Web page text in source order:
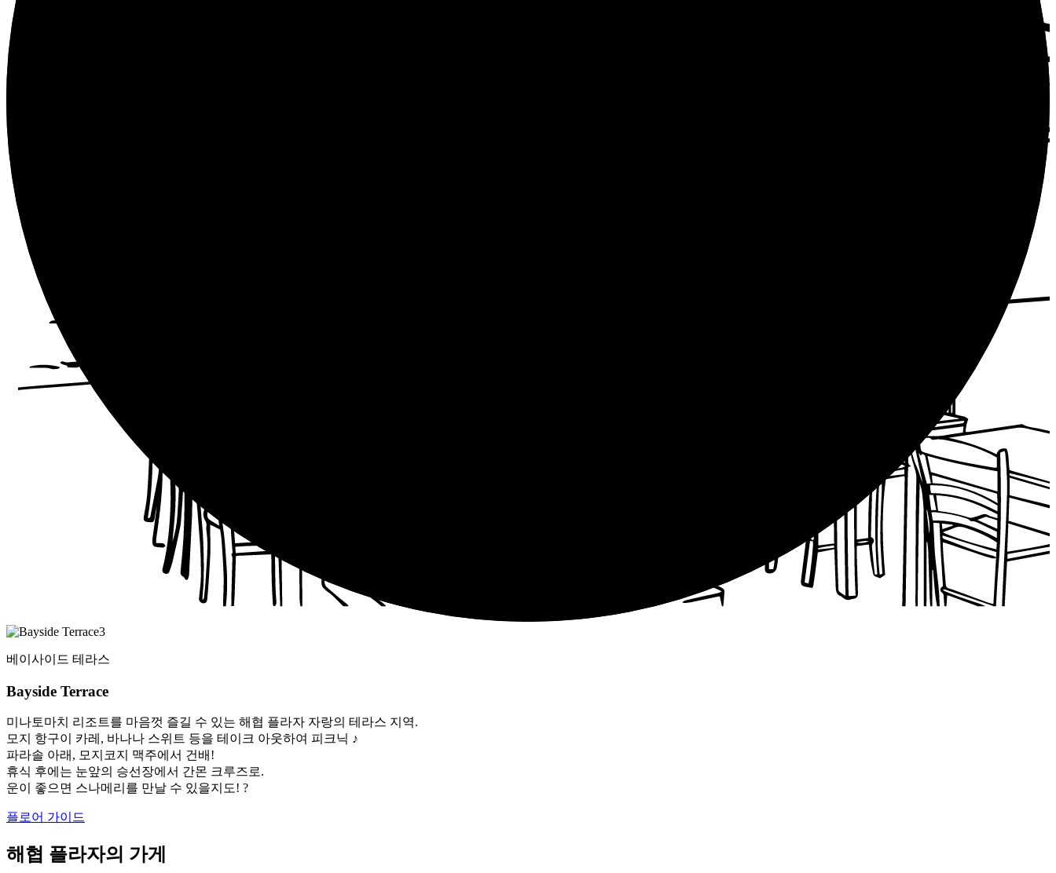
베이사이드 테라스
Bayside Terrace
미나토마치 리조트를 마음껏 즐길 수 있는 해협 플라자 자랑의 테라스 지역.
모지 항구이 카레, 바나나 스위트 등을 테이크 아웃하여 피크닉 ♪
파라솔 아래, 모지코지 맥주에서 건배!
휴식 후에는 눈앞의 승선장에서 간몬 크루즈로.
운이 좋으면 스나메리를 만날 수 있을지도! ?
플로어 가이드
해협 플라자의 가게